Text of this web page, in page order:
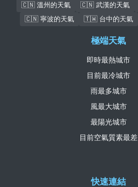
🇨🇳 溫州的天氣
🇨🇳 武漢的天氣
🇨🇳 寧波的天氣
🇹🇼 台中的天氣
快速連結
極端天氣
即時最熱城市
目前最冷城市
雨最多城市
風最大城市
最陽光城市
目前空氣質素最差